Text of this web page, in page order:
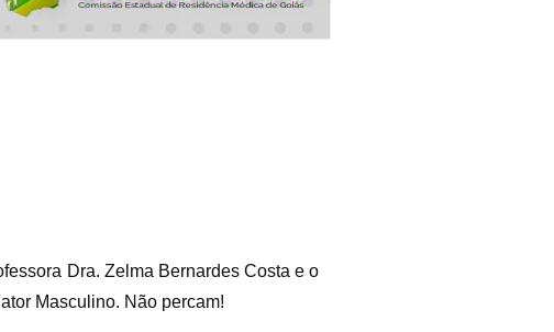
Dra. Zelma Bernardes Costa e o
Masculino. Não percam!